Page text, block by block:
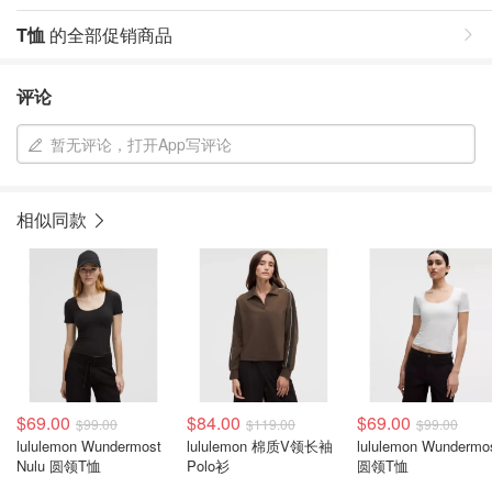
T恤 的全部促销商品
评论
暂无评论，打开App写评论
相似同款
$69.00 $99.00
lululemon Wundermost
Nulu 圆领T恤
$84.00 $119.00
lululemon 棉质V领长袖
Polo衫
$69.00 $99.00
lululemon
圆领T恤